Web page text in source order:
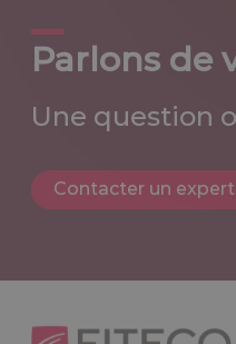
Parlons de
Une question
Contacter un expert